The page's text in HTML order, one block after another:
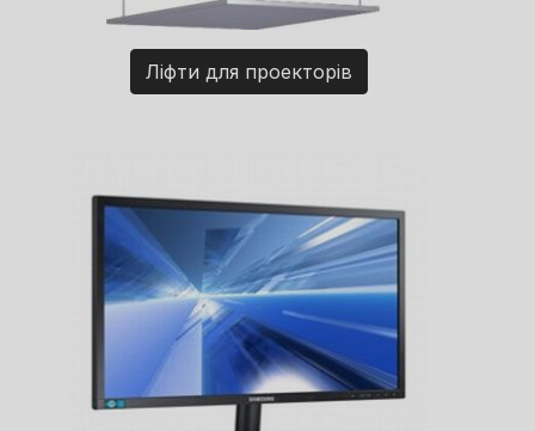
Ліфти для проекторів